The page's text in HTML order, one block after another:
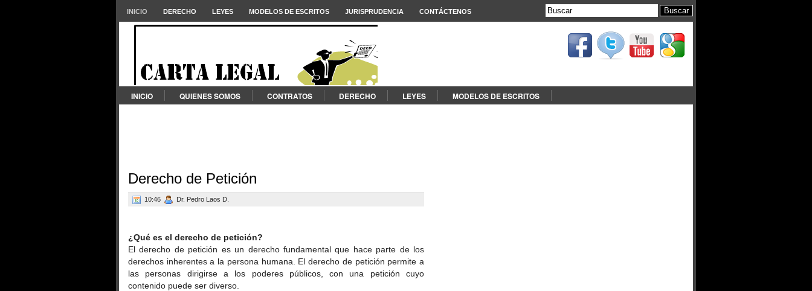
INICIO DERECHO LEYES MODELOS DE ESCRITOS JURISPRUDENCIA CONTÁCTENOS
INICIO QUIENES SOMOS CONTRATOS DERECHO LEYES MODELOS DE ESCRITOS
Derecho de Petición
10:46 Dr. Pedro Laos D.
¿Qué es el derecho de petición?
El derecho de petición es un derecho fundamental que hace parte de los
derechos inherentes a la persona humana. El derecho de petición permite a
las personas dirigirse a los poderes públicos, con una petición cuyo
contenido puede ser diverso.